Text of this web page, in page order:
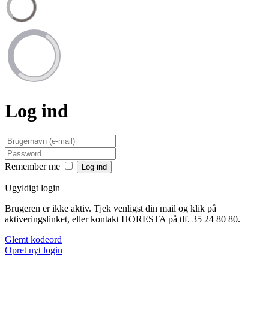
Log ind
Remember me
Ugyldigt login
Brugeren er ikke aktiv. Tjek venligst din mail og klik på
aktiveringslinket, eller kontakt HORESTA på tlf. 35 24 80 80.
Glemt kodeord
Opret nyt login